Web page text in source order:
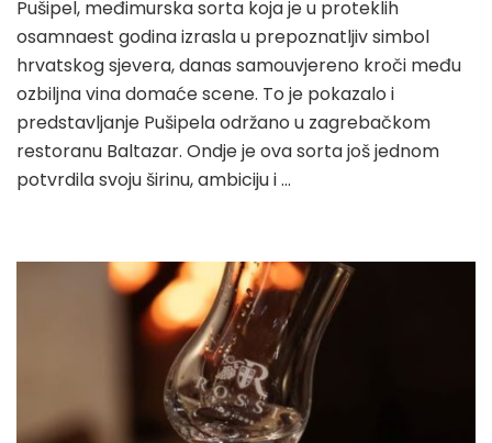
Pušipel, međimurska sorta koja je u proteklih
osamnaest godina izrasla u prepoznatljiv simbol
hrvatskog sjevera, danas samouvjereno kroči među
ozbiljna vina domaće scene. To je pokazalo i
predstavljanje Pušipela održano u zagrebačkom
restoranu Baltazar. Ondje je ova sorta još jednom
potvrdila svoju širinu, ambiciju i …